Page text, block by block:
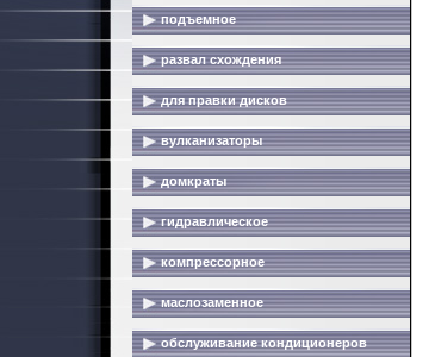
подъемное
развал схождения
для правки дисков
вулканизаторы
домкраты
гидравлическое
компрессорное
маслозаменное
обслуживание кондиционеров